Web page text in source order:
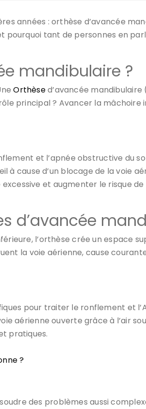
années : orthèse d’avancée
tant de personnes en
mandibulaire ?
Orthèsed’avancée mandibulaire
principal ? Avancer la mâchoire
et l’apnée obstructive du
cause d’un blocage de la voie
et augmenter le risque
d’avancée
l’orthèse crée un espace
la voie aérienne, cause
pour traiter le ronflement et
aérienne ouverte grâce à l’air
pratiques.
?
des problèmes aussi